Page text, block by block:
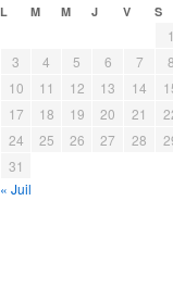
L M M J V S
1
3
4 5 6 7 8
10
11 12 13 14
17
18 19 20 21
24
25 26 27 28
31
« Juil